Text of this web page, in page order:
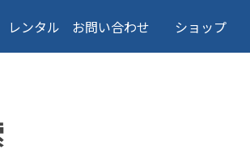
レンタル お問い合わせ ショップ